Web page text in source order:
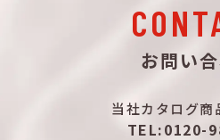
お問い
当社カタログ商
TEL:0120-